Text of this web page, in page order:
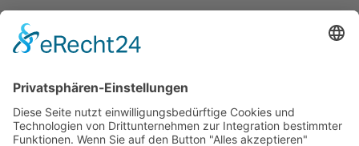
Impressum
Datenschutz